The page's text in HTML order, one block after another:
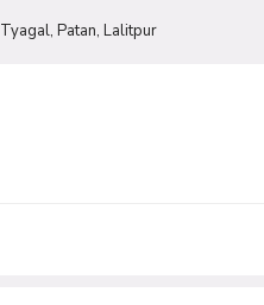
Tyagal, Patan, Lalitpur